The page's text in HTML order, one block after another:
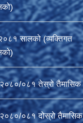
सालको (व्यक्तिगत
२०८०/०८१ तेस्रो तैमासिक
२०८०/०८१ दोस्रो तैमासिक